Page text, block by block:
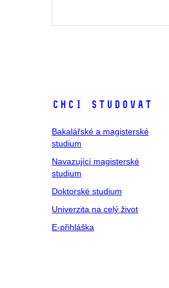
Chci studovat
Bakalářské a magisterské
studium
Navazující magisterské
studium
Doktorské studium
Univerzita na celý život
E-přihláška